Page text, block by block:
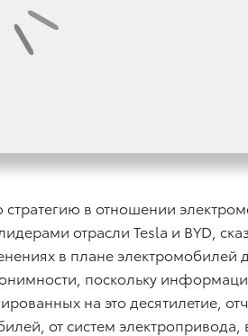
в отношении
отрасли Tesla и BYD,
в плане электромобилей
поскольку
на это десятилетие,
от систем электропривода,